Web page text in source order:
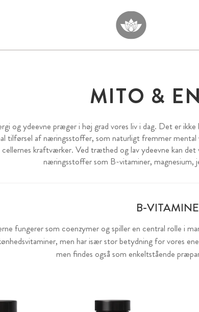
MITO &
og ydeevne præger i høj grad vores liv i dag. Det er
tilførsel af næringsstoffer, som naturligt fremmer
kraftværker. Ved træthed og lav ydeevne kan
næringsstoffer som B-vitaminer, magnesium,
B-
fungerer som coenzymer og spiller en central rolle i
men har især stor betydning for vores
men findes også som enkeltstående